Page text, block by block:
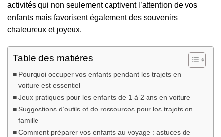
activités qui non seulement captivent l’attention de vos
enfants mais favorisent également des souvenirs
chaleureux et joyeux.
Table des matières
Pourquoi occuper vos enfants pendant les trajets en
voiture est essentiel
Jeux pratiques pour les enfants de 1 à 2 ans en voiture
Suggestions d’outils et de ressources pour les trajets en
famille
Comment préparer vos enfants au voyage : astuces de